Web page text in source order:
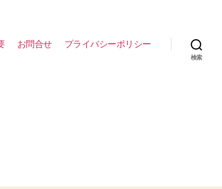
お問合せ プライバシーポリシー
検索